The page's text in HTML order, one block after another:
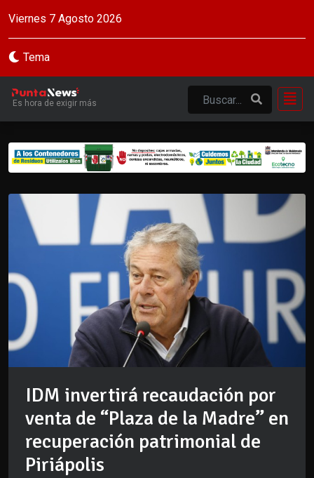
Viernes 7 Agosto 2026
Tema
Es hora de exigir más
IDM invertirá recaudación por
venta de “Plaza de la Madre” en
recuperación patrimonial de
Piriápolis